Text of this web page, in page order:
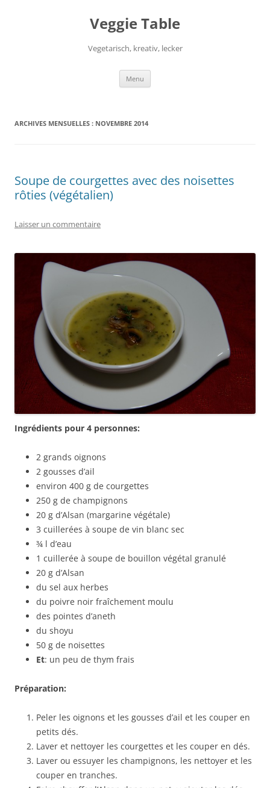
Veggie Table
Vegetarisch, kreativ, lecker
Menu
ARCHIVES MENSUELLES : NOVEMBRE 2014
Soupe de courgettes avec des noisettes
rôties (végétalien)
Laisser un commentaire
Ingrédients pour 4 personnes:
2 grands oignons
2 gousses d’ail
environ 400 g de courgettes
250 g de champignons
20 g d’Alsan (margarine végétale)
3 cuillerées à soupe de vin blanc sec
¾ l d’eau
1 cuillerée à soupe de bouillon végétal granulé
20 g d’Alsan
du sel aux herbes
du poivre noir fraîchement moulu
des pointes d’aneth
du shoyu
50 g de noisettes
Et: un peu de thym frais
Préparation:
Peler les oignons et les gousses d’ail et les couper en
petits dés.
Laver et nettoyer les courgettes et les couper en dés.
Laver ou essuyer les champignons, les nettoyer et les
couper en tranches.